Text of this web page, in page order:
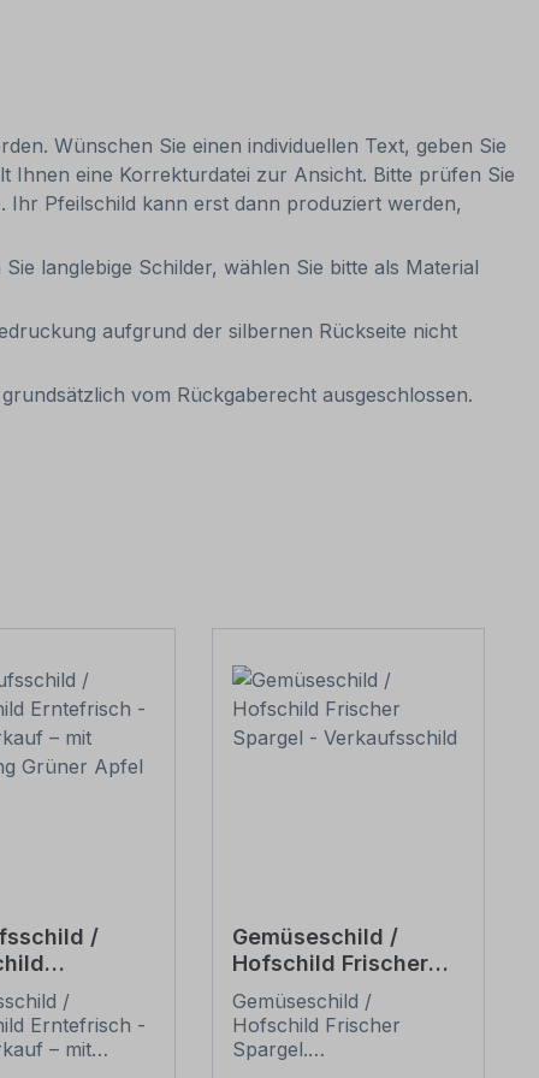
Wünschen Sie einen individuellen Text, geben Sie
Ihnen eine Korrekturdatei zur Ansicht. Bitte prüfen Sie
Pfeilschild kann erst dann produziert werden,
langlebige Schilder, wählen Sie bitte als Material
aufgrund der silbernen Rückseite nicht
vom Rückgaberecht ausgeschlossen.
/
-
– mit
Grüner
/
Erntefrisch -
– mit
Gemüseschild /
Hofschild Frischer
Spargel -
Verkaufsschild
Gemüseschild /
Hofschild Frischer
Spargel.